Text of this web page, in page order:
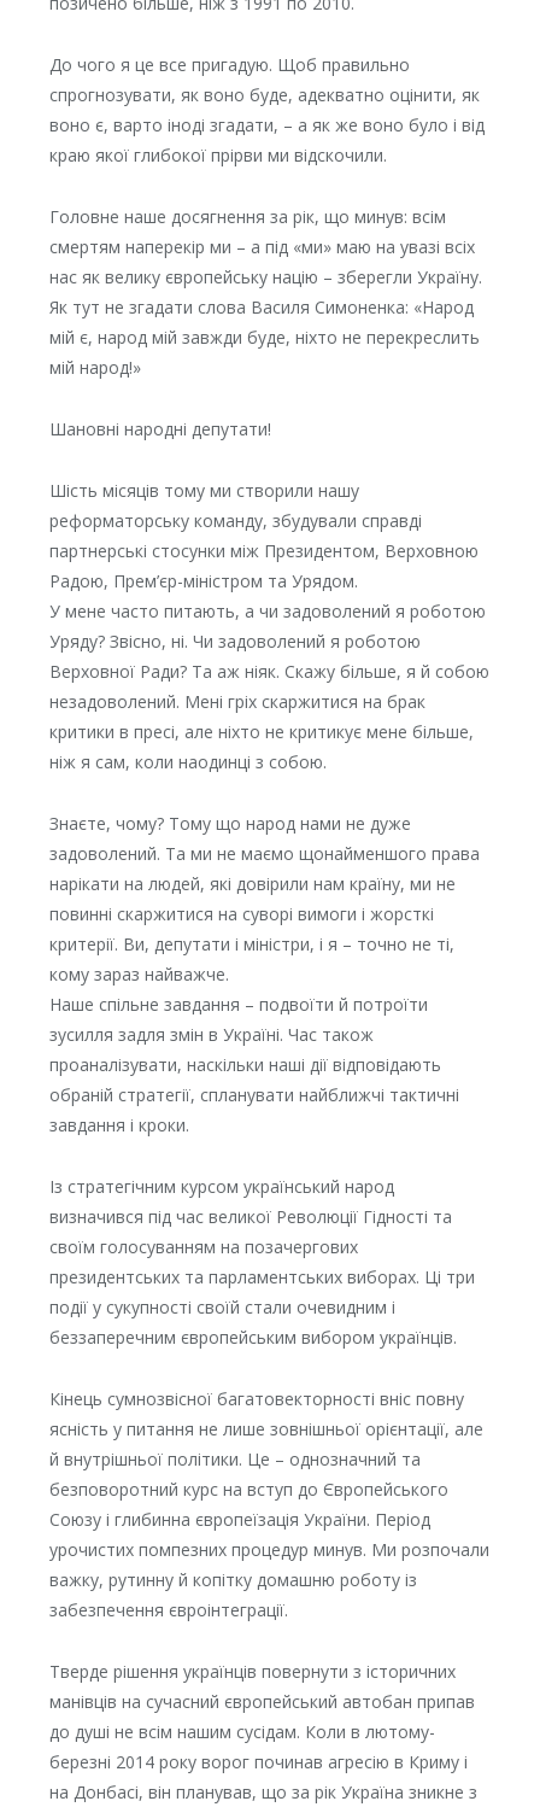
До чого я це все пригадую. Щоб правильно
спрогнозувати, як воно буде, адекватно оцінити, як
воно є, варто іноді згадати, – а як же воно було і від
краю якої глибокої прірви ми відскочили.
Головне наше досягнення за рік, що минув: всім
смертям наперекір ми – а під «ми» маю на увазі всіх
нас як велику європейську націю – зберегли Україну.
Як тут не згадати слова Василя Симоненка: «Народ
мій є, народ мій завжди буде, ніхто не перекреслить
мій народ!»
Шановні народні депутати!
Шість місяців тому ми створили нашу
реформаторську команду, збудували справді
партнерські стосунки між Президентом, Верховною
Радою, Прем’єр-міністром та Урядом.
У мене часто питають, а чи задоволений я роботою
Уряду? Звісно, ні. Чи задоволений я роботою
Верховної Ради? Та аж ніяк. Скажу більше, я й собою
незадоволений. Мені гріх скаржитися на брак
критики в пресі, але ніхто не критикує мене більше,
ніж я сам, коли наодинці з собою.
Знаєте, чому? Тому що народ нами не дуже
задоволений. Та ми не маємо щонайменшого права
нарікати на людей, які довірили нам країну, ми не
повинні скаржитися на суворі вимоги і жорсткі
критерії. Ви, депутати і міністри, і я – точно не ті,
кому зараз найважче.
Наше спільне завдання – подвоїти й потроїти
зусилля задля змін в Україні. Час також
проаналізувати, наскільки наші дії відповідають
обраній стратегії, спланувати найближчі тактичні
завдання і кроки.
Із стратегічним курсом український народ
визначився під час великої Революції Гідності та
своїм голосуванням на позачергових
президентських та парламентських виборах. Ці три
події у сукупності своїй стали очевидним і
беззаперечним європейським вибором українців.
Кінець сумнозвісної багатовекторності вніс повну
ясність у питання не лише зовнішньої орієнтації, але
й внутрішньої політики. Це – однозначний та
безповоротний курс на вступ до Європейського
Союзу і глибинна європеїзація України. Період
урочистих помпезних процедур минув. Ми розпочали
важку, рутинну й копітку домашню роботу із
забезпечення євроінтеграції.
Тверде рішення українців повернути з історичних
манівців на сучасний європейський автобан припав
до душі не всім нашим сусідам. Коли в лютому-
березні 2014 року ворог починав агресію в Криму і
на Донбасі, він планував, що за рік Україна зникне з